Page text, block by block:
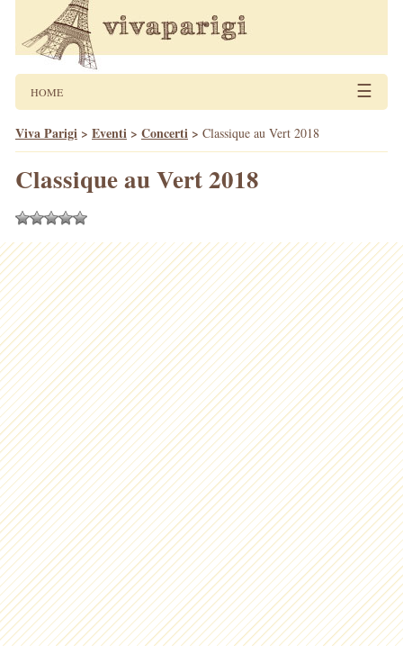
HOME ☰
Viva Parigi > Eventi > Concerti > Classique au Vert 2018
Classique au Vert 2018